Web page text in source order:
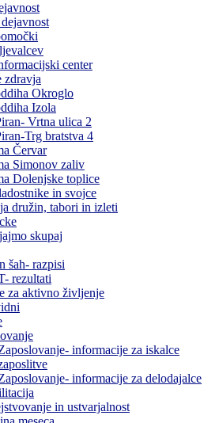
center
zdravja
Okroglo
Izola
Vrtna ulica 2
Trg bratstva 4
Červar
Simonov zaliv
Dolenjske toplice
in svojce
družin, tabori in izleti
skupaj
šah- razpisi
rezultati
za aktivno življenje
informacije za iskalce
informacije za delodajalce
in ustvarjalnost